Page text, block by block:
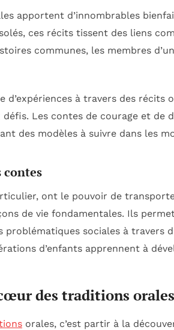
apportent d’innombrables
ces récits tissent des liens
communes, les membres
d’expériences à travers des
défis. Les contes de courage et
des modèles à suivre dans les
contes
ont le pouvoir de
de vie fondamentales. Ils
problématiques sociales à travers
d’enfants apprennent à
des traditions orales
orales, c’est partir à la